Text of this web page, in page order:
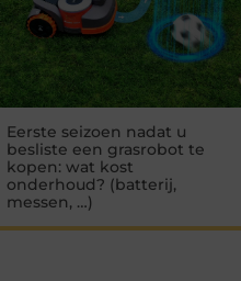
Eerste seizoen nadat u
besliste een grasrobot te
kopen: wat kost
onderhoud? (batterij,
messen, …)